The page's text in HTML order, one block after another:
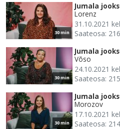
30 min
Jumala
Lorenz
31.10.2021
Saateosa: 216
30 min
Jumala
Võso
24.10.2021
Saateosa: 215
30 min
Jumala
Morozov
17.10.2021
Saateosa: 214